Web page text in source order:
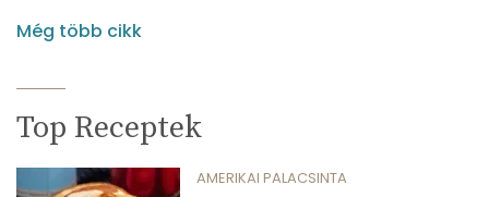
Még több cikk
Top Receptek
AMERIKAI PALACSINTA